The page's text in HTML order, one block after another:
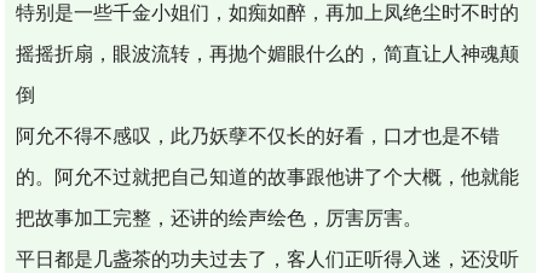
特别是一些千金小姐们，如痴如醉，再加上凤绝尘时不时的
摇摇折扇，眼波流转，再抛个媚眼什么的，简直让人神魂颠
倒
阿允不得不感叹，此乃妖孽不仅长的好看，口才也是不错
的。阿允不过就把自己知道的故事跟他讲了个大概，他就能
把故事加工完整，还讲的绘声绘色，厉害厉害。
平日都是几盏茶的功夫过去了，客人们正听得入迷，还没听